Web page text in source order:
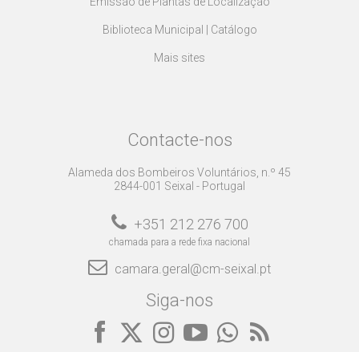
Biblioteca Municipal | Catálogo
Mais sites
Contacte-nos
Alameda dos Bombeiros Voluntários, n.º 45
2844-001 Seixal - Portugal
+351 212 276 700
chamada para a rede fixa nacional
camara.geral@cm-seixal.pt
Siga-nos